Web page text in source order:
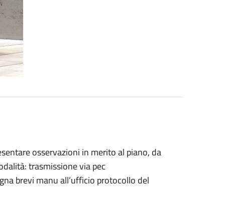
osservazioni in merito al piano, da
trasmissione via pec
brevi manu all’ufficio protocollo del